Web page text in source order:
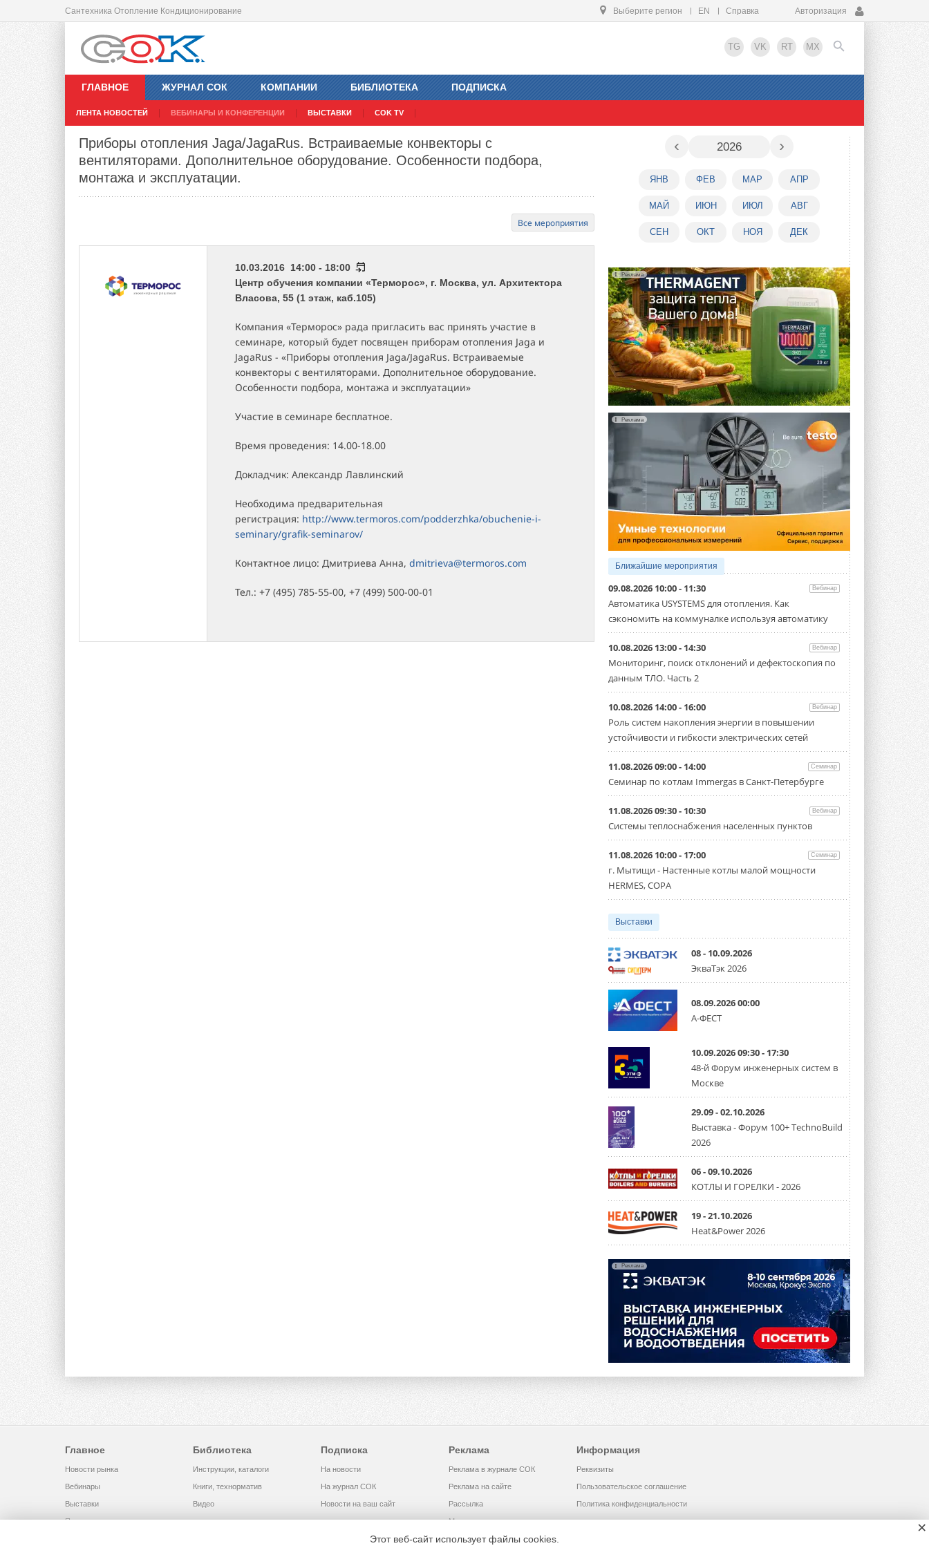
Сантехника Отопление Кондиционирование Выберите регион EN Справка Авторизация
TG VK RT MX
ГЛАВНОЕ
ЛЕНТА НОВОСТЕЙ ВЕБИНАРЫ И КОНФЕРЕНЦИИ ВЫСТАВКИ COK TV
ЖУРНАЛ СОК КОМПАНИИ БИБЛИОТЕКА ПОДПИСКА
EN
Приборы отопления Jaga/JagaRus. Встраиваемые конвекторы с
вентиляторами. Дополнительное оборудование. Особенности подбора,
монтажа и эксплуатации.
Все мероприятия
10.03.2016 14:00 - 18:00
Центр обучения компании «Терморос», г. Москва, ул. Архитектора
Власова, 55 (1 этаж, каб.105)
Компания «Терморос» рада пригласить вас принять участие в
семинаре, который будет посвящен приборам отопления Jaga и
JagaRus - «Приборы отопления Jaga/JagaRus. Встраиваемые
конвекторы с вентиляторами. Дополнительное оборудование.
Особенности подбора, монтажа и эксплуатации»
Участие в семинаре бесплатное.
Время проведения: 14.00-18.00
Докладчик: Александр Лавлинский
Необходима предварительная
регистрация: http://www.termoros.com/podderzhka/obuchenie-i-
seminary/grafik-seminarov/
Контактное лицо: Дмитриева Анна, dmitrieva@termoros.com
Тел.: +7 (495) 785-55-00, +7 (499) 500-00-01
‹ 2026 ›
ЯНВ ФЕВ МАР АПР
МАЙ ИЮН ИЮЛ АВГ
СЕН ОКТ НОЯ ДЕК
Реклама
Реклама
Ближайшие мероприятия
09.08.2026 10:00 - 11:30 Вебинар
Автоматика USYSTEMS для отопления. Как
сэкономить на коммуналке используя автоматику
10.08.2026 13:00 - 14:30 Вебинар
Мониторинг, поиск отклонений и дефектоскопия по
данным ТЛО. Часть 2
10.08.2026 14:00 - 16:00 Вебинар
Роль систем накопления энергии в повышении
устойчивости и гибкости электрических сетей
11.08.2026 09:00 - 14:00 Семинар
Семинар по котлам Immergas в Санкт-Петербурге
11.08.2026 09:30 - 10:30 Вебинар
Системы теплоснабжения населенных пунктов
11.08.2026 10:00 - 17:00 Семинар
г. Мытищи - Настенные котлы малой мощности
HERMES, COPA
Выставки
08 - 10.09.2026
ЭкваТэк 2026
08.09.2026 00:00
А-ФЕСТ
10.09.2026 09:30 - 17:30
48-й Форум инженерных систем в
Москве
29.09 - 02.10.2026
Выставка - Форум 100+ TechnoBuild
2026
06 - 09.10.2026
КОТЛЫ И ГОРЕЛКИ - 2026
19 - 21.10.2026
Heat&Power 2026
Реклама
Главное
Новости рынка
Вебинары
Выставки
Помощь
Библиотека
Инструкции, каталоги
Книги, технорматив
Видео
Подписка
На новости
На журнал СОК
Новости на ваш сайт
Реклама
Реклама в журнале СОК
Реклама на сайте
Рассылка
Медиакит
Информация
Реквизиты
Пользовательское соглашение
Политика конфиденциальности
Этот веб-сайт использует файлы cookies.
×